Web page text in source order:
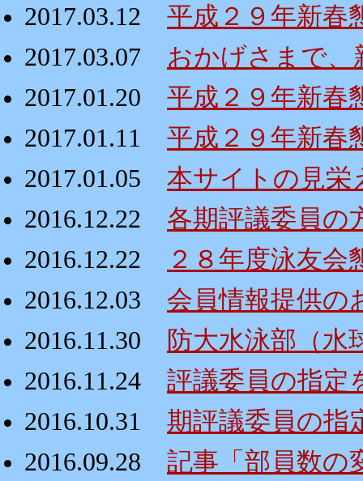
2017.03.12
平成２９年新春
2017.03.07
おかげさまで、
2017.01.20
平成２９年新春
2017.01.11
平成２９年新春
2017.01.05
本サイトの見栄
2016.12.22
各期評議委員の
2016.12.22
２８年度泳友会
2016.12.03
会員情報提供の
2016.11.30
防大水泳部（水
2016.11.24
評議委員の指定
2016.10.31
期評議委員の指
2016.09.28
記事「部員数の